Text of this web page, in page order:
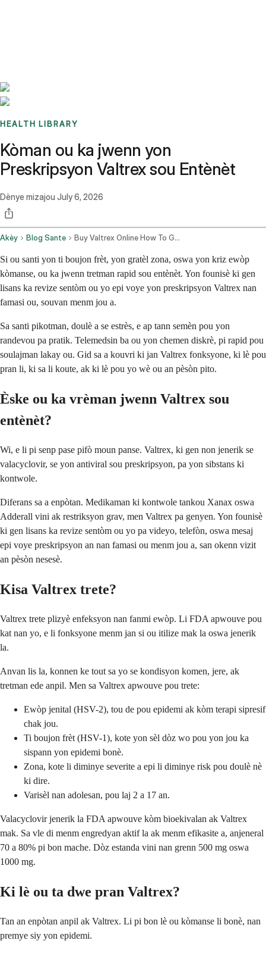
HEALTH LIBRARY
Kòman ou ka jwenn yon
Preskripsyon Valtrex sou Entènèt
Dènye mizajou July 6, 2026
Akèy Blog Sante Buy Valtrex Online How To Get A Valacyclovir Prescription Fast In 2026
Si ou santi yon ti boujon frèt, yon gratèl zona, oswa yon kriz ewòp
kòmanse, ou ka jwenn tretman rapid sou entènèt. Yon founisè ki gen
lisans ka revize sentòm ou yo epi voye yon preskripsyon Valtrex nan
famasi ou, souvan menm jou a.
Sa santi pikotman, doulè a se estrès, e ap tann semèn pou yon
randevou pa pratik. Telemedsin ba ou yon chemen diskrè, pi rapid pou
soulajman lakay ou. Gid sa a kouvri ki jan Valtrex fonksyone, ki lè pou
pran li, ki sa li koute, ak ki lè pou yo wè ou an pèsòn pito.
Èske ou ka vrèman jwenn Valtrex sou
entènèt?
Wi, e li pi senp pase pifò moun panse. Valtrex, ki gen non jenerik se
valacyclovir, se yon antiviral sou preskripsyon, pa yon sibstans ki
kontwole.
Diferans sa a enpòtan. Medikaman ki kontwole tankou Xanax oswa
Adderall vini ak restriksyon grav, men Valtrex pa genyen. Yon founisè
ki gen lisans ka revize sentòm ou yo pa videyo, telefòn, oswa mesaj
epi voye preskripsyon an nan famasi ou menm jou a, san okenn vizit
an pèsòn nesesè.
Kisa Valtrex trete?
Valtrex trete plizyè enfeksyon nan fanmi ewòp. Li FDA apwouve pou
kat nan yo, e li fonksyone menm jan si ou itilize mak la oswa jenerik
la.
Anvan lis la, konnen ke tout sa yo se kondisyon komen, jere, ak
tretman ede anpil. Men sa Valtrex apwouve pou trete:
Ewòp jenital (HSV-2), tou de pou epidemi ak kòm terapi sipresif
chak jou.
Ti boujon frèt (HSV-1), kote yon sèl dòz wo pou yon jou ka
sispann yon epidemi bonè.
Zona, kote li diminye severite a epi li diminye risk pou doulè nè
ki dire.
Varisèl nan adolesan, pou laj 2 a 17 an.
Valacyclovir jenerik la FDA apwouve kòm bioekivalan ak Valtrex
mak. Sa vle di menm engredyan aktif la ak menm efikasite a, anjeneral
70 a 80% pi bon mache. Dòz estanda vini nan grenn 500 mg oswa
1000 mg.
Ki lè ou ta dwe pran Valtrex?
Tan an enpòtan anpil ak Valtrex. Li pi bon lè ou kòmanse li bonè, nan
premye siy yon epidemi.